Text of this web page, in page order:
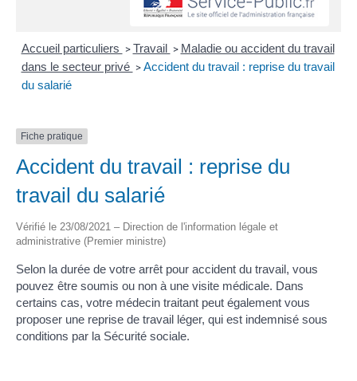
Accueil particuliers > Travail > Maladie ou accident du travail
dans le secteur privé > Accident du travail : reprise du travail
du salarié
Fiche pratique
Accident du travail : reprise du
travail du salarié
Vérifié le 23/08/2021 – Direction de l'information légale et
administrative (Premier ministre)
Selon la durée de votre arrêt pour accident du travail, vous
pouvez être soumis ou non à une visite médicale. Dans
certains cas, votre médecin traitant peut également vous
proposer une reprise de travail léger, qui est indemnisé sous
conditions par la Sécurité sociale.